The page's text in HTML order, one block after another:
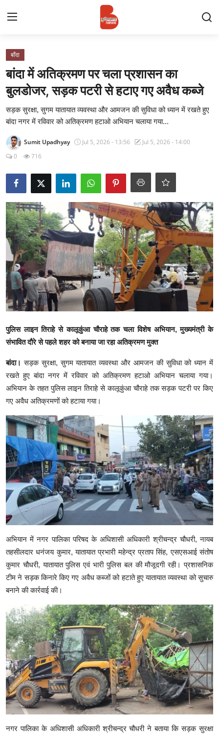
Contact
प्रमुख ख़बर
राज्य
बुन्देलखण्ड
वीडियो
क्राइम
स्पोर्ट्स
मनोरंजन
गैलरी
बाँदा
बांदा में अतिक्रमण पर चला प्रशासन का
बुलडोजर, सड़क पटरी से हटाए गए अवैध कब्जे
सड़क सुरक्षा, सुगम यातायात व्यवस्था और आमजन की सुविधा को ध्यान में रखते हुए
बांदा नगर में रविवार को अतिक्रमण हटाओ अभियान चलाया गया...
Sumit Upadhyay Jul 5, 2026 - 13:56
Jul 5, 2026 - 14:00
0
716
पुलिस लाइन तिराहे से कालूकुंआ चौराहे तक चला विशेष अभियान, मुख्यमंत्री के
संभावित दौरे से पहले शहर को बनाया जा रहा अतिक्रमण मुक्त
बांदा।सड़क सुरक्षा, सुगम यातायात व्यवस्था और आमजन की सुविधा को ध्यान में
रखते हुए बांदा नगर में रविवार को अतिक्रमण हटाओ अभियान चलाया गया।
अभियान के तहत पुलिस लाइन तिराहे से कालूकुंआ चौराहे तक सड़क पटरी पर किए
गए अवैध अतिक्रमणों को हटाया गया।
अभियान में नगर पालिका परिषद के अधिशासी अधिकारी श्रीचन्द्र चौधरी, नायब
तहसीलदार धनंजय कुमार, यातायात प्रभारी महेन्द्र प्रताप सिंह, एसएसआई संतोष
कुमार चौधरी, यातायात पुलिस एवं भारी पुलिस बल की मौजूदगी रही। प्रशासनिक
टीम ने सड़क किनारे किए गए अवैध कब्जों को हटाते हुए यातायात व्यवस्था को सुचारु
बनाने की कार्रवाई की।
नगर पालिका के अधिशासी अधिकारी श्रीचन्द्र चौधरी ने बताया कि सड़क सुरक्षा